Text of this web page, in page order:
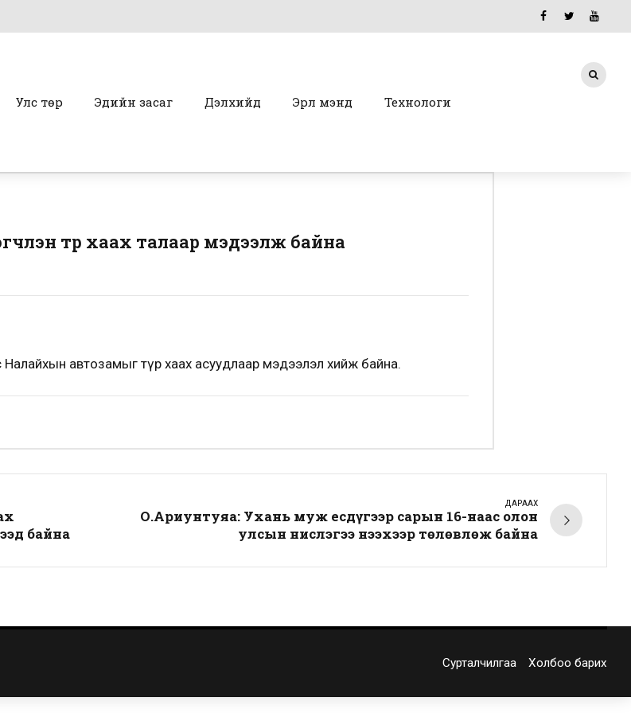
Улс төр Эдийн засаг Дэлхийд Эрүүл мэнд Технологи
түр хаах талаар мэдээлж байна
Налайхын автозамыг түр хаах асуудлаар мэдээлэл хийж байна.
байна
ДАРААХ
О.Ариунтуяа: Ухань муж есдүгээр сарын 16-наас олон
улсын нислэгээ нээхээр төлөвлөж байна
Сурталчилгаа Холбоо барих